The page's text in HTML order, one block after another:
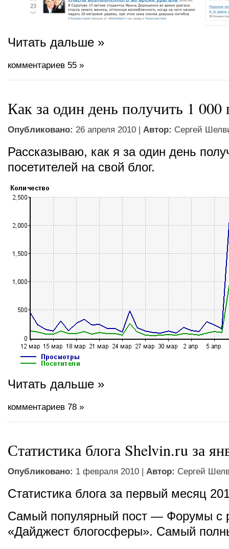
Читать дальше »
комментариев 55 »
Как за один день получить 1 000
Опубликовано: 26 апреля 2010 | Автор: Сергей
Рассказываю, как я за один день
посетителей на свой блог.
Читать дальше »
комментариев 78 »
Статистика блога Shelvin.ru за
Опубликовано: 1 февраля 2010 | Автор: Сергей
Статистика блога за первый месяц
Самый популярный пост — Форумы с
«Дайджест блогосферы». Самый